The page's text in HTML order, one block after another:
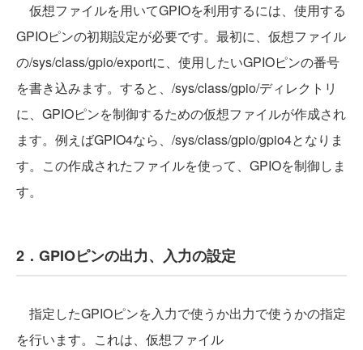
仮想ファイルを用いてGPIOを利用するには、使用する
GPIOピンの初期設定が必要です。最初に、仮想ファイル
の/sys/class/gpio/exportに、使用したいGPIOピンの番号
を書き込みます。すると、/sys/class/gpio/ディレクトリ
に、GPIOピンを制御するための仮想ファイルが作成され
ます。例えばGPIO4なら、/sys/class/gpio/gpio4となりま
す。この作成されたファイルを使って、GPIOを制御しま
す。
2．GPIOピンの出力、入力の設定
指定したGPIOピンを入力で使うか出力で使うかの指定
を行います。これは、仮想ファイル